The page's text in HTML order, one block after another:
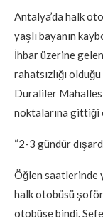
Antalya’da halk
yaşlı bayanın
İhbar üzerine
rahatsızlığı
Duraliler
noktalarına gittiği
“2-3 gündür
Öğlen saatlerinde
halk otobüsü
otobüse bindi.